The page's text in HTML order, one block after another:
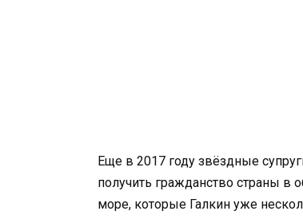
Еще в 2017 году звёздные
получить гражданство страны в
море, которые Галкин уже